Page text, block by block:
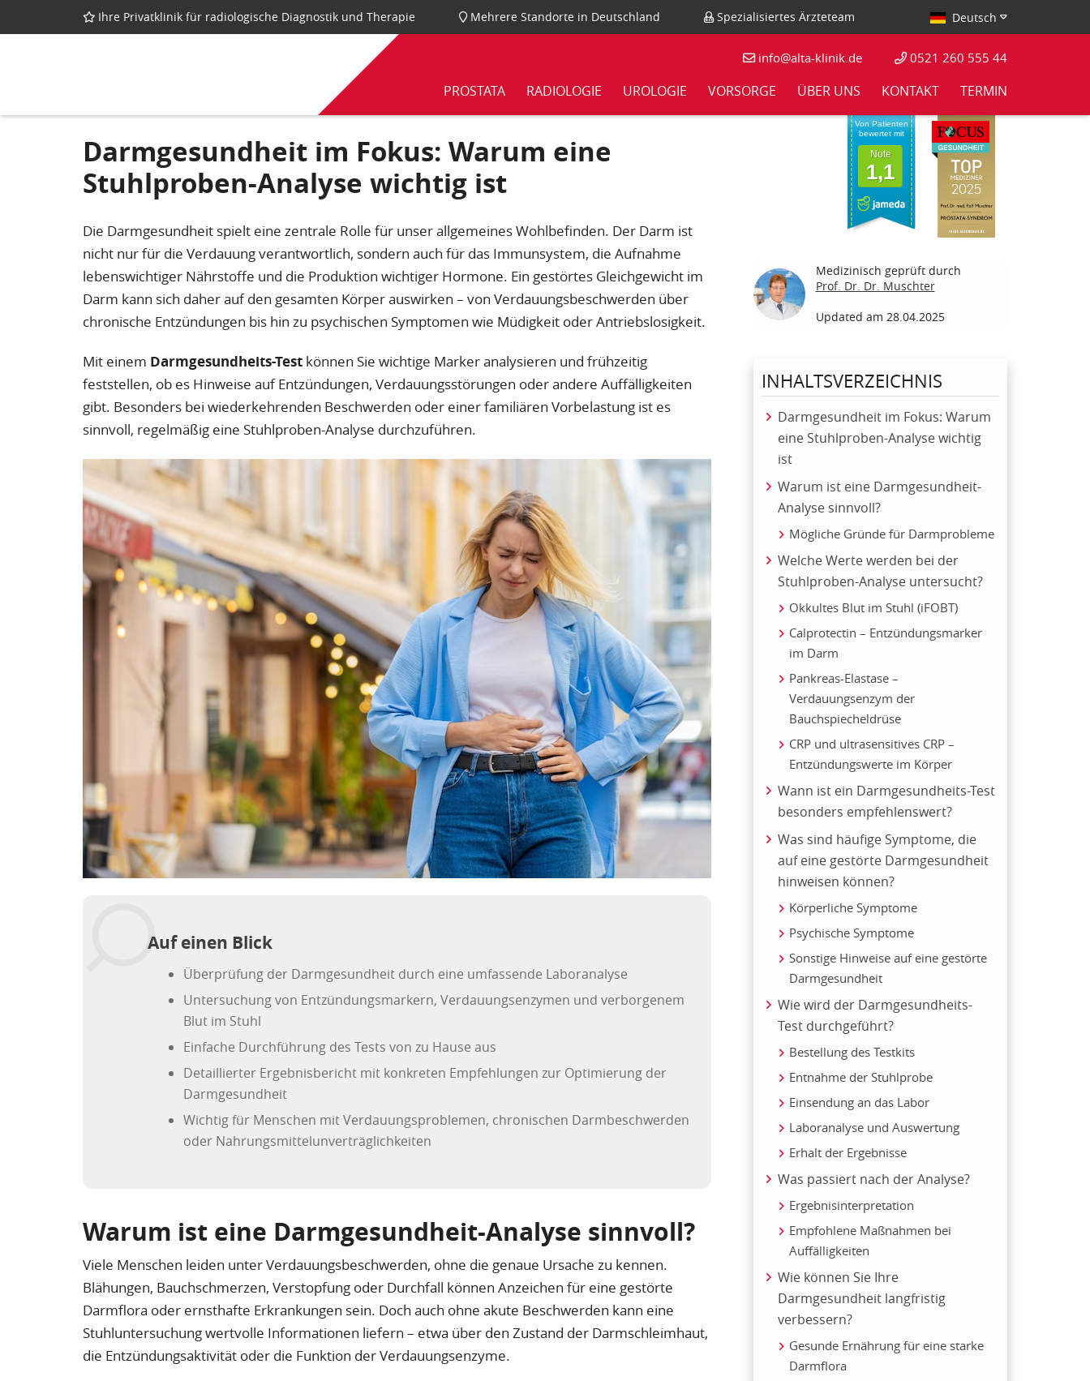
Deutsch
Ihre Privatklinik für radiologische Diagnostik und Therapie Mehrere Standorte in Deutschland Spezialisiertes Ärzteteam
PROSTATA RADIOLOGIE UROLOGIE VORSORGE ÜBER UNS KONTAKT TERMIN
info@alta-klinik.de 0521 260 555 44
Von Patienten
bewertet mit
Note
1,1
Darmgesundheit im Fokus: Warum eine
Stuhlproben-Analyse wichtig ist
Die Darmgesundheit spielt eine zentrale Rolle für unser allgemeines Wohlbefinden. Der Darm ist
nicht nur für die Verdauung verantwortlich, sondern auch für das Immunsystem, die Aufnahme
lebenswichtiger Nährstoffe und die Produktion wichtiger Hormone. Ein gestörtes Gleichgewicht im
Darm kann sich daher auf den gesamten Körper auswirken – von Verdauungsbeschwerden über
chronische Entzündungen bis hin zu psychischen Symptomen wie Müdigkeit oder Antriebslosigkeit.
Mit einem Darmgesundheits-Test können Sie wichtige Marker analysieren und frühzeitig
feststellen, ob es Hinweise auf Entzündungen, Verdauungsstörungen oder andere Auffälligkeiten
gibt. Besonders bei wiederkehrenden Beschwerden oder einer familiären Vorbelastung ist es
sinnvoll, regelmäßig eine Stuhlproben-Analyse durchzuführen.
Auf einen Blick
Überprüfung der Darmgesundheit durch eine umfassende Laboranalyse
Untersuchung von Entzündungsmarkern, Verdauungsenzymen und verborgenem
Blut im Stuhl
Einfache Durchführung des Tests von zu Hause aus
Detaillierter Ergebnisbericht mit konkreten Empfehlungen zur Optimierung der
Darmgesundheit
Wichtig für Menschen mit Verdauungsproblemen, chronischen Darmbeschwerden
oder Nahrungsmittelunverträglichkeiten
Warum ist eine Darmgesundheit-Analyse sinnvoll?
Viele Menschen leiden unter Verdauungsbeschwerden, ohne die genaue Ursache zu kennen.
Blähungen, Bauchschmerzen, Verstopfung oder Durchfall können Anzeichen für eine gestörte
Darmflora oder ernsthafte Erkrankungen sein. Doch auch ohne akute Beschwerden kann eine
Stuhluntersuchung wertvolle Informationen liefern – etwa über den Zustand der Darmschleimhaut,
die Entzündungsaktivität oder die Funktion der Verdauungsenzyme.
Medizinisch geprüft durch
Prof. Dr. Dr. Muschter
Updated am 28.04.2025
INHALTSVERZEICHNIS
Darmgesundheit im Fokus: Warum
eine Stuhlproben-Analyse wichtig
ist
Warum ist eine Darmgesundheit-
Analyse sinnvoll?
Mögliche Gründe für Darmprobleme
Welche Werte werden bei der
Stuhlproben-Analyse untersucht?
Okkultes Blut im Stuhl (iFOBT)
Calprotectin – Entzündungsmarker
im Darm
Pankreas-Elastase –
Verdauungsenzym der
Bauchspiecheldrüse
CRP und ultrasensitives CRP –
Entzündungswerte im Körper
Wann ist ein Darmgesundheits-Test
besonders empfehlenswert?
Was sind häufige Symptome, die
auf eine gestörte Darmgesundheit
hinweisen können?
Körperliche Symptome
Psychische Symptome
Sonstige Hinweise auf eine gestörte
Darmgesundheit
Wie wird der Darmgesundheits-
Test durchgeführt?
Bestellung des Testkits
Entnahme der Stuhlprobe
Einsendung an das Labor
Laboranalyse und Auswertung
Erhalt der Ergebnisse
Was passiert nach der Analyse?
Ergebnisinterpretation
Empfohlene Maßnahmen bei
Auffälligkeiten
Wie können Sie Ihre
Darmgesundheit langfristig
verbessern?
Gesunde Ernährung für eine starke
Darmflora